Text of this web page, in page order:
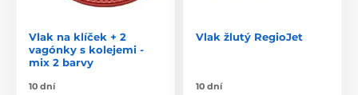
Vlak na klíček + 2
vagónky s kolejemi -
mix 2 barvy
10 dní
Vlak žlutý RegioJet
10 dní